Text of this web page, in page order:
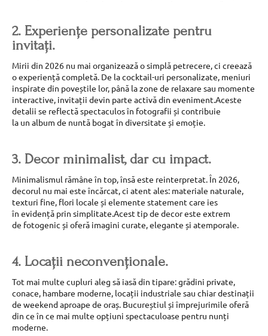
2. Experiențe personalizate pentru
invitați.
Mirii din 2026 nu mai organizează o simplă petrecere, ci creează
o experiență completă. De la cocktail-uri personalizate, meniuri
inspirate din poveștile lor, până la zone de relaxare sau momente
interactive, invitații devin parte activă din eveniment.Aceste
detalii se reflectă spectaculos în fotografii și contribuie
la un album de nuntă bogat în diversitate și emoție.
3. Decor minimalist, dar cu impact.
Minimalismul rămâne în top, însă este reinterpretat. În 2026,
decorul nu mai este încărcat, ci atent ales: materiale naturale,
texturi fine, flori locale și elemente statement care ies
în evidență prin simplitate.Acest tip de decor este extrem
de fotogenic și oferă imagini curate, elegante și atemporale.
4. Locații neconvenționale.
Tot mai multe cupluri aleg să iasă din tipare: grădini private,
conace, hambare moderne, locații industriale sau chiar destinații
de weekend aproape de oraș. Bucureștiul și împrejurimile oferă
din ce în ce mai multe opțiuni spectaculoase pentru nunți
moderne.